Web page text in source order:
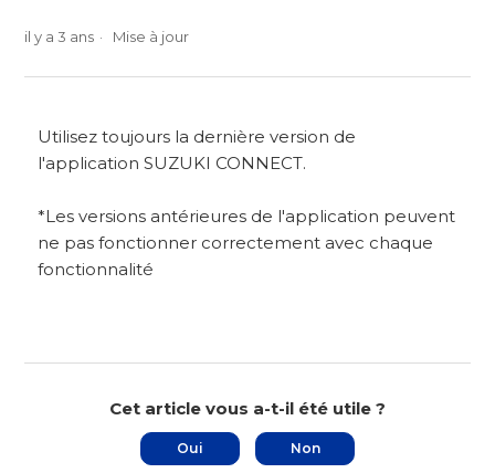
il y a 3 ans Mise à jour
Utilisez toujours la dernière version de
l'application SUZUKI CONNECT.
*Les versions antérieures de l'application peuvent
ne pas fonctionner correctement avec chaque
fonctionnalité
Cet article vous a-t-il été utile ?
Oui Non